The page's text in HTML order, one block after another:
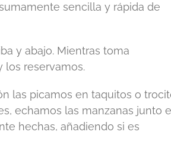
sencilla y rápida de
y abajo. Mientras toma
los reservamos.
las picamos en taquitos o
echamos las manzanas junto
hechas, añadiendo si es